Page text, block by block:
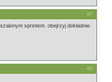
#7
sprintem. obejrzyj dokładnie.
#8